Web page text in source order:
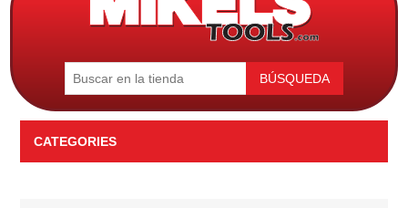
BÚSQUEDA
CATEGORIES